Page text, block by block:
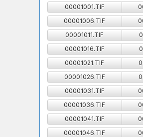
00001001.TIF
00001006.TIF
00001011.TIF
00001016.TIF
00001021.TIF
00001026.TIF
00001031.TIF
00001036.TIF
00001041.TIF
00001046.TIF